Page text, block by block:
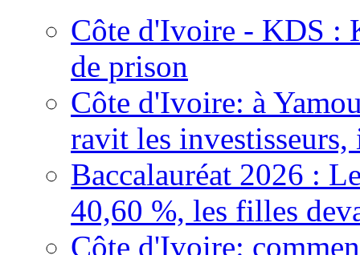
Côte d'Ivoire - KDS :
de prison
Côte d'Ivoire: à
ravit les
Baccalauréat 2026 :
40,60 %, les filles
Côte d'Ivoire: